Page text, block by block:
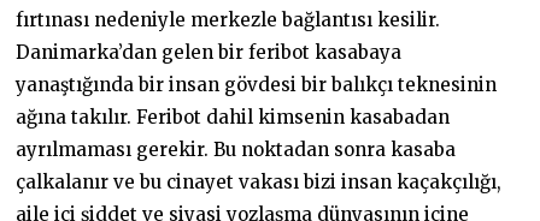
fırtınası nedeniyle merkezle bağlantısı kesilir.
Danimarka’dan gelen bir feribot kasabaya
yanaştığında bir insan gövdesi bir balıkçı teknesinin
ağına takılır. Feribot dahil kimsenin kasabadan
ayrılmaması gerekir. Bu noktadan sonra kasaba
çalkalanır ve bu cinayet vakası bizi insan kaçakçılığı,
aile içi şiddet ve siyasi yozlaşma dünyasının içine